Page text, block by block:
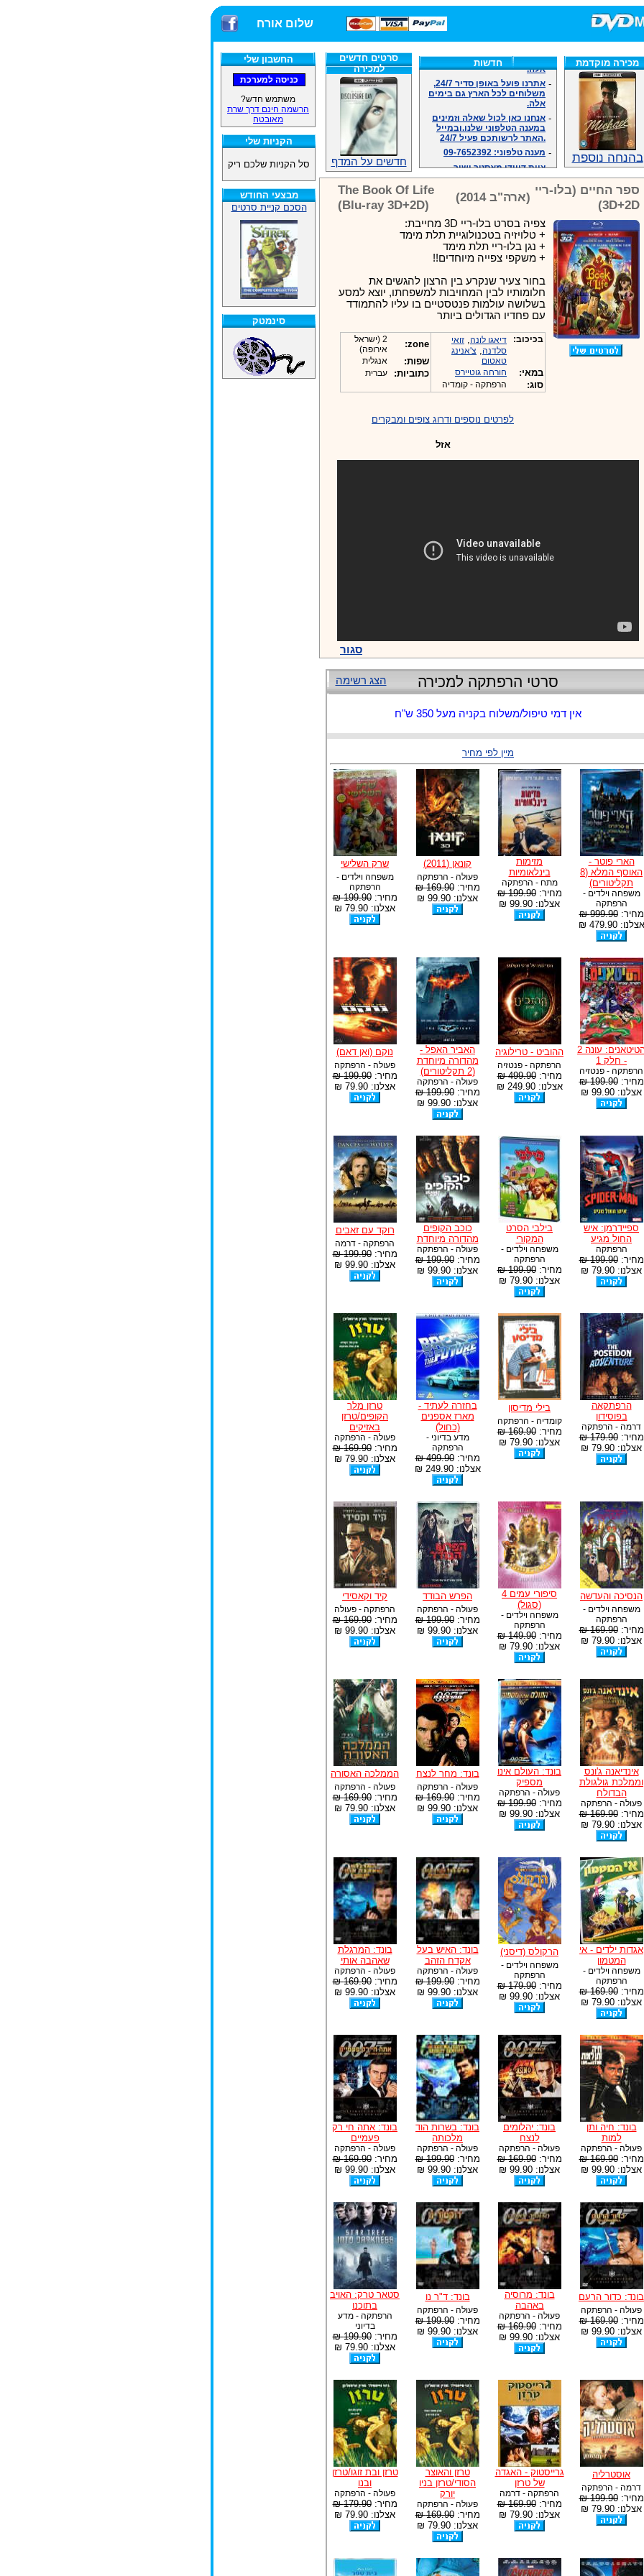
חנות הסרטים DVD/בלו-ריי/3D הגדולה ביותר! שלום אורח
החשבון שלי
משתמש חדש?
הרשמה חינם דרך שרת
מאובטח
הקניות שלי
סל הקניות שלכם ריק
מבצעי החודש
הסכם קניית סרטים
סינמטק
מכירה מוקדמת
בהנחה נוספת
חדשות
אלה.
-
אתרנו פועל באופן סדיר 24/7,
משלוחים לכל הארץ גם בימים
אלה.
אנחנו כאן לכול שאלה וזמינים
במענה הטלפוני שלנו.ובמייל
.האתר לרשותכם פעיל 24/7
מענה טלפוני: 09-7652392
- צוות דיוידי מאסטר ישיר.
-זמינים במייל ובטלפון. האתר
לרשותכם פעיל 24/7
- צוות דיוידי מאסטר ישיר.
במענה הטלפוני שלנו.ובמייל
.האתר לרשותכם 24/7
מענה טלפוני: 09-7652392
צוות דיוידי מאסטר ישיר.
סרטים חדשים
למכירה
חדשים על המדף
ספר החיים (בלו-ריי
3D+2D)
(ארה"ב 2014)
The Book Of Life
(Blu-ray 3D+2D)
צפיה בסרט בלו-ריי 3D מחייבת:
+ טלויזיה בטכנולוגיית תלת מימד
+ נגן בלו-ריי תלת מימד
+ משקפי צפייה מיוחדים!!
בחור צעיר שנקרע בין הרצון להגשים את
חלומותיו לבין המחויבות למשפחתו, יוצא למסע
בשלושה עולמות פנטסטיים בו עליו להתמודד
עם פחדיו הגדולים ביותר
בכיכוב: דיאגו לונה, זואי
סלדנה, צ'אנינג
טאטום
במאי: חורחה גוטיירס
סוג: הרפתקה - קומדיה
zone:
2 (ישראל
אירופה)
שפות: אנגלית
כתוביות: עברית
לפרטים נוספים ודרוג צופים ומבקרים
אזל
סגור
הצג רשימה סרטי הרפתקה למכירה
אין דמי טיפול/משלוח בקניה מעל 350 ש"ח
מיין לפי מחיר
הארי פוטר -
האוסף המלא (8
תקליטורים)
משפחה וילדים -
הרפתקה
מחיר:999.90 ₪
אצלנו: 479.90 ₪
מזימות
בינלאומיות
מתח - הרפתקה
מחיר:199.90 ₪
אצלנו: 99.90 ₪
קונאן (2011)
פעולה - הרפתקה
מחיר:169.90 ₪
אצלנו: 99.90 ₪
שרק השלישי
משפחה וילדים -
הרפתקה
מחיר:199.90 ₪
אצלנו: 79.90 ₪
הטיטאנים: עונה 2
- חלק 1
הרפתקה - פנטזיה
מחיר:199.90 ₪
אצלנו: 99.90 ₪
ההוביט - טרילוגיה
הרפתקה - פנטזיה
מחיר:499.90 ₪
אצלנו: 249.90 ₪
האביר האפל -
מהדורה מיוחדת
(2 תקליטורים)
פעולה - הרפתקה
מחיר:199.90 ₪
אצלנו: 99.90 ₪
נוקם (ואן דאם)
פעולה - הרפתקה
מחיר:199.90 ₪
אצלנו: 79.90 ₪
ספיידרמן: איש
החול מגיע
הרפתקה
מחיר:199.90 ₪
אצלנו: 79.90 ₪
בילבי הסרט
המקורי
משפחה וילדים -
הרפתקה
מחיר:199.90 ₪
אצלנו: 79.90 ₪
כוכב הקופים
מהדורה מיוחדת
פעולה - הרפתקה
מחיר:199.90 ₪
אצלנו: 99.90 ₪
רוקד עם זאבים
הרפתקה - דרמה
מחיר:199.90 ₪
אצלנו: 99.90 ₪
הרפתקאה
בפוסידון
דרמה - הרפתקה
מחיר:179.90 ₪
אצלנו: 79.90 ₪
בילי מדיסון
קומדיה - הרפתקה
מחיר:169.90 ₪
אצלנו: 79.90 ₪
בחזרה לעתיד -
מארז אספנים
(כחול)
מדע בדיוני -
הרפתקה
מחיר:499.90 ₪
אצלנו: 249.90 ₪
טרזן מלך
הקופים/טרזן
באזיקים
פעולה - הרפתקה
מחיר:169.90 ₪
אצלנו: 79.90 ₪
הנסיכה והעדשה
משפחה וילדים -
הרפתקה
מחיר:169.90 ₪
אצלנו: 79.90 ₪
סיפורי עמים 4
(סגול)
משפחה וילדים -
הרפתקה
מחיר:149.90 ₪
אצלנו: 79.90 ₪
הפרש הבודד
פעולה - הרפתקה
מחיר:199.90 ₪
אצלנו: 99.90 ₪
קיד וקאסידי
הרפתקה - פעולה
מחיר:169.90 ₪
אצלנו: 99.90 ₪
אינדיאנה ג'ונס
וממלכת גולגולת
הבדולח
פעולה - הרפתקה
מחיר:169.90 ₪
אצלנו: 79.90 ₪
בונד: העולם אינו
מספיק
פעולה - הרפתקה
מחיר:199.90 ₪
אצלנו: 99.90 ₪
בונד: מחר לנצח
פעולה - הרפתקה
מחיר:169.90 ₪
אצלנו: 99.90 ₪
הממלכה האסורה
פעולה - הרפתקה
מחיר:169.90 ₪
אצלנו: 79.90 ₪
אגדות ילדים - אי
המטמון
משפחה וילדים -
הרפתקה
מחיר:169.90 ₪
אצלנו: 79.90 ₪
הרקולס (דיסני)
משפחה וילדים -
הרפתקה
מחיר:179.90 ₪
אצלנו: 99.90 ₪
בונד: האיש בעל
אקדח הזהב
פעולה - הרפתקה
מחיר:199.90 ₪
אצלנו: 99.90 ₪
בונד: המרגלת
שאהבה אותי
פעולה - הרפתקה
מחיר:169.90 ₪
אצלנו: 99.90 ₪
בונד: חיה ותן
למות
פעולה - הרפתקה
מחיר:169.90 ₪
אצלנו: 99.90 ₪
בונד: יהלומים
לנצח
פעולה - הרפתקה
מחיר:169.90 ₪
אצלנו: 99.90 ₪
בונד: בשרות הוד
מלכותה
פעולה - הרפתקה
מחיר:199.90 ₪
אצלנו: 99.90 ₪
בונד: אתה חי רק
פעמיים
פעולה - הרפתקה
מחיר:169.90 ₪
אצלנו: 99.90 ₪
בונד: כדור הרעם
פעולה - הרפתקה
מחיר:169.90 ₪
אצלנו: 99.90 ₪
בונד: מרוסיה
באהבה
פעולה - הרפתקה
מחיר:169.90 ₪
אצלנו: 99.90 ₪
בונד: ד"ר נו
פעולה - הרפתקה
מחיר:199.90 ₪
אצלנו: 99.90 ₪
סטאר טרק: האויב
בתוכנו
הרפתקה - מדע
בדיוני
מחיר:199.90 ₪
אצלנו: 79.90 ₪
אוסטרליה
דרמה - הרפתקה
מחיר:199.90 ₪
אצלנו: 79.90 ₪
גרייסטוק - האגדה
של טרזן
הרפתקה - דרמה
מחיר:169.90 ₪
אצלנו: 79.90 ₪
טרזן והאוצר
הסודי/טרזן בניו
יורק
פעולה - הרפתקה
מחיר:169.90 ₪
אצלנו: 79.90 ₪
טרזן ובת זוגו/טרזן
ובנו
פעולה - הרפתקה
מחיר:179.90 ₪
אצלנו: 79.90 ₪